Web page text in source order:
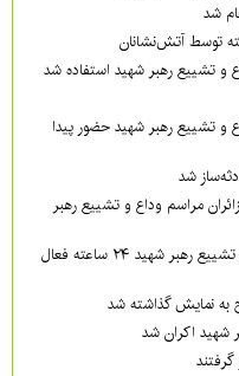
شد
تشییع رهبر شهید استفاده شد
و تشییع رهبر شهید حضور پیدا
شد
مراسم وداع و تشییع رهبر
ناوگان حمل‌ونقل عمومی البرز در ایام وداع و تشییع رهبر شهید ۲۴ ساعته فعال
به نمایش گذاشته شد
شهید اکران شد